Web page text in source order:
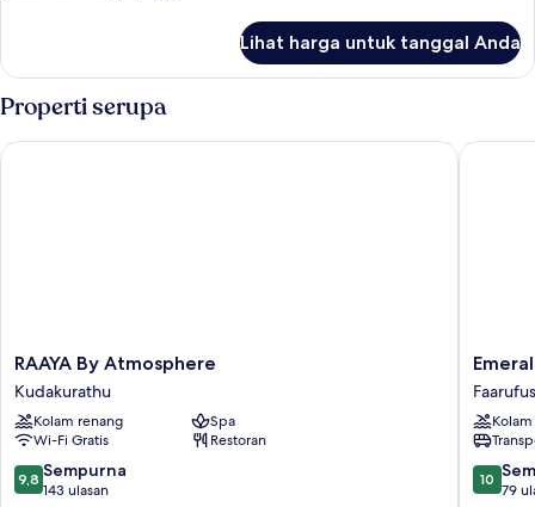
SUNSET
POOL
Lihat harga untuk tanggal Anda
Properti serupa
RAAYA
By
Atmosphere
Kudakurathu
RAAYA By Atmosphere
Kudakurathu
Kolam renang
Spa
Wi-Fi Gratis
Restoran
9.8
dari
9,8 Sempurna
143 ulasan
RAAYA By Atmosphere
Emerald
Resort
&
Spa
10.0
dari
10
79
Emerald